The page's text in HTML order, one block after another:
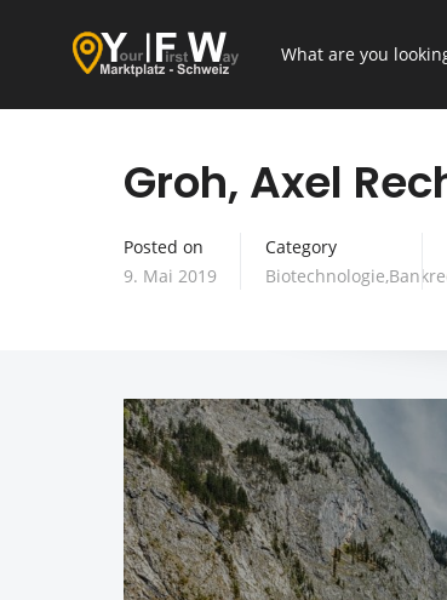
Groh, Axel
Posted on
9. Mai 2019
Category